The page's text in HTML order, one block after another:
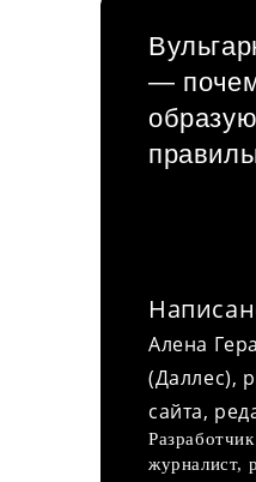
—
Алена
(Даллес),
сайта,
журналист,